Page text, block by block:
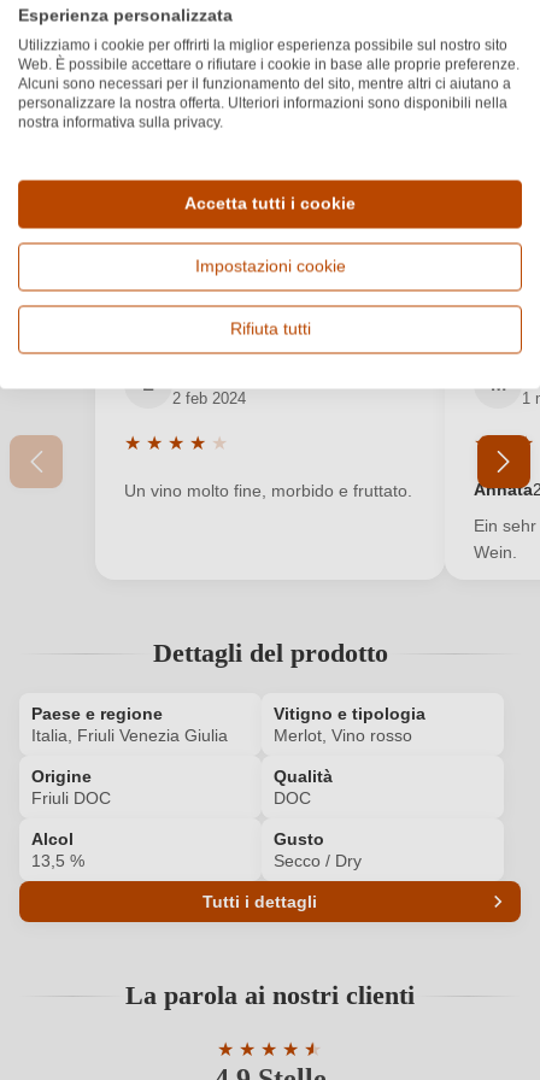
1°
4.5 ★
★
Valutazione media di 4.5 su 5 stelle
Basato su 2 recensioni
Mostra recensioni
ancora registrato?
Nuovo cliente?Registrati
La tua password
Ho dimenticato la mia password.
ACCEDI
L
2 feb 2024
★ ★ ★ ★ ★
Un vino molto fine, morbido e fruttato.
M
1
★ ★
Annata
Ein
Wein.
Dettagli del prodotto
Paese e regione
Italia, Friuli Venezia Giulia
Vitigno e tipologia
Merlot, Vino rosso
Origine
Friuli DOC
Qualità
DOC
Alcol
13,5 %
Gusto
Secco / Dry
Tutti i dettagli
La parola ai nostri clienti
★ ★ ★ ★ ★
★
Esperienza personalizzata
Utilizziamo i cookie per offrirti la miglior esperienza possibile sul nostro sito
Web. È possibile accettare o rifiutare i cookie in base alle proprie preferenze.
Alcuni sono necessari per il funzionamento del sito, mentre altri ci aiutano a
personalizzare la nostra offerta. Ulteriori informazioni sono disponibili nella
nostra informativa sulla privacy.
Accetta tutti i cookie
Impostazioni cookie
Rifiuta tutti